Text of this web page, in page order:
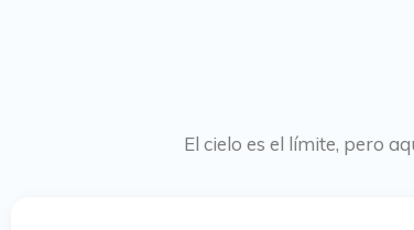
El cielo es el límite, pero